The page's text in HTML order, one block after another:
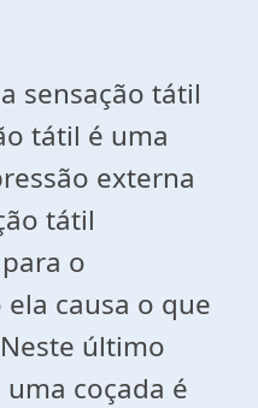
sensação tátil
tátil é uma
externa
tátil
o
causa o que
último
coçada é